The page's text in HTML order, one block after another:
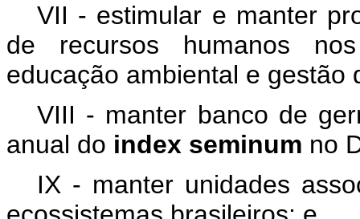
VII - estimular e manter
de recursos humanos
educação ambiental e gestão
VIII - manter banco de
anual do index seminum no
IX - manter unidades